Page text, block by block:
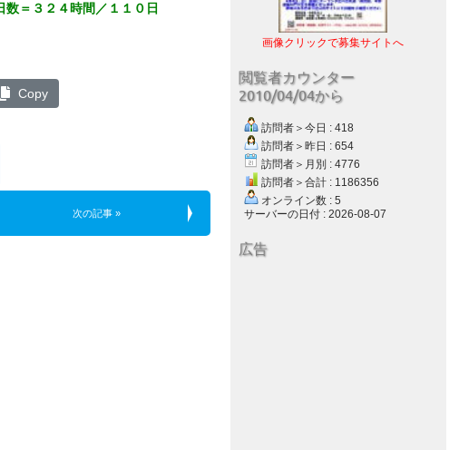
＝３２４時間／１１０日
Copy
次の記事 »
画像クリックで募集サイトへ
閲覧者カウンター
2010/04/04から
訪問者＞今日 : 418
訪問者＞昨日 : 654
訪問者＞月別 : 4776
訪問者＞合計 : 1186356
オンライン数 : 5
サーバーの日付 : 2026-08-07
広告